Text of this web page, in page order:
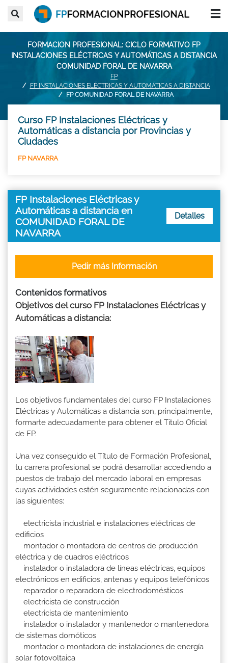
FORMACION PROFESIONAL: CICLO FORMATIVO FP
INSTALACIONES ELÉCTRICAS Y AUTOMÁTICAS A DISTANCIA
COMUNIDAD FORAL DE NAVARRA
FP
FP INSTALACIONES ELÉCTRICAS Y AUTOMÁTICAS A DISTANCIA
FP COMUNIDAD FORAL DE NAVARRA
Curso FP Instalaciones Eléctricas y
Automáticas a distancia por Provincias y
Ciudades
FP NAVARRA
FP Instalaciones Eléctricas y
Automáticas a distancia en
COMUNIDAD FORAL DE
NAVARRA
Detalles
Pedir más Información
Contenidos formativos
Objetivos del curso FP Instalaciones Eléctricas y
Automáticas a distancia:
Los objetivos fundamentales del curso FP Instalaciones
Eléctricas y Automáticas a distancia son, principalmente,
formarte adecuadamente para obtener el Titulo Oficial
de FP.
Una vez conseguido el Título de Formación Profesional,
tu carrera profesional se podrá desarrollar accediendo a
puestos de trabajo del mercado laboral en empresas
cuyas actividades estén seguramente relacionadas con
las siguientes:
electricista industrial e instalaciones eléctricas de
edificios
montador o montadora de centros de producción
eléctrica y de cuadros eléctricos
instalador o instaladora de líneas eléctricas, equipos
electrónicos en edificios, antenas y equipos telefónicos
reparador o reparadora de electrodomésticos
electricista de construcción
electricista de mantenimiento
instalador o instalador y mantenedor o mantenedora
de sistemas domóticos
montador o montadora de instalaciones de energía
solar fotovoltaica